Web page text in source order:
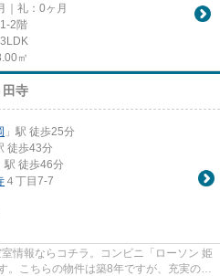
｜礼：0ヶ月
2階
㎡
田寺
」駅 徒歩25分
徒歩43分
駅 徒歩46分
４丁目7-7
情報ならコチラ。コンビニ「ローソン 姫
こちらの物件は築8年ですが、充実の設